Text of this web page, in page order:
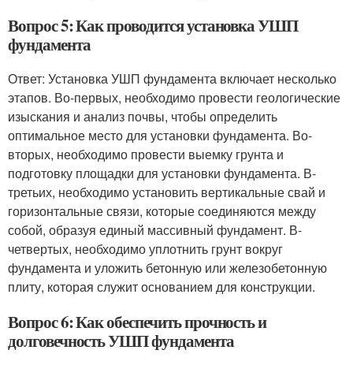
Вопрос 5: Как проводится установка УШП
фундамента
Ответ: Установка УШП фундамента включает несколько
этапов. Во-первых, необходимо провести геологические
изыскания и анализ почвы, чтобы определить
оптимальное место для установки фундамента. Во-
вторых, необходимо провести выемку грунта и
подготовку площадки для установки фундамента. В-
третьих, необходимо установить вертикальные свай и
горизонтальные связи, которые соединяются между
собой, образуя единый массивный фундамент. В-
четвертых, необходимо уплотнить грунт вокруг
фундамента и уложить бетонную или железобетонную
плиту, которая служит основанием для конструкции.
Вопрос 6: Как обеспечить прочность и
долговечность УШП фундамента